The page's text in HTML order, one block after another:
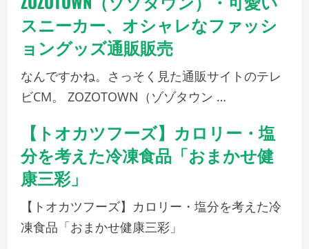
スニーカー、オシャレなファッシ
ョングッズ通販販売
なんですかね。さっそく見た通販サイトのテレ
ビCM。 ZOZOTOWN（ゾゾタウン …
【トオカツフーズ】カロリー・塩
分を考えた冷凍食品「おまかせ健
康三彩」
【トオカツフーズ】カロリー・塩分を考えた冷
凍食品「おまかせ健康三彩」